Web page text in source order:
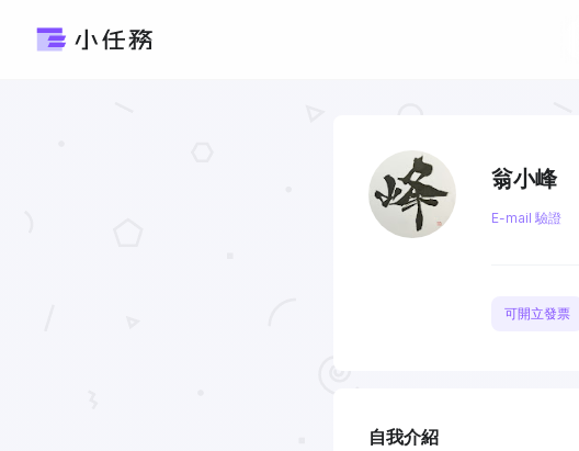
翁小峰
E-mail 驗證
可開立發票
自我介紹